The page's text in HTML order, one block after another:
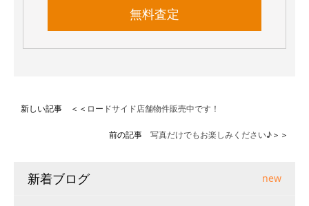
無料査定
新しい記事 ＜＜ ロードサイド店舗物件販売中です！
前の記事 写真だけでもお楽しみください♪＞＞
新着ブログ new